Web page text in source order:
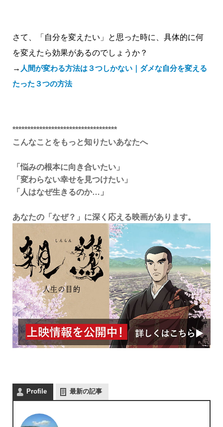
さて、「自分を変えたい」と思った時に、具体的に何
を変えたら効果があるのでしょうか？
→ 人間が変わる方法は３つしかない｜ダメな自分を変える
たった３つの方法
***********************************
こんなことをもっと知りたいあなたへ
「悩みの根本に向き合いたい」
「変わらない幸せを見つけたい」
「人はなぜ生きるのか…」
あなたの「なぜ？」に深く応える映画があります。
Profile 最新の記事